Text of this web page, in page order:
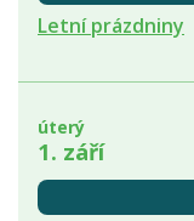
Letní prázdniny
úterý
1. září